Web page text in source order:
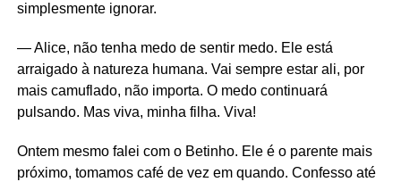
simplesmente ignorar.
— Alice, não tenha medo de sentir medo. Ele está
arraigado à natureza humana. Vai sempre estar ali, por
mais camuflado, não importa. O medo continuará
pulsando. Mas viva, minha filha. Viva!
Ontem mesmo falei com o Betinho. Ele é o parente mais
próximo, tomamos café de vez em quando. Confesso até